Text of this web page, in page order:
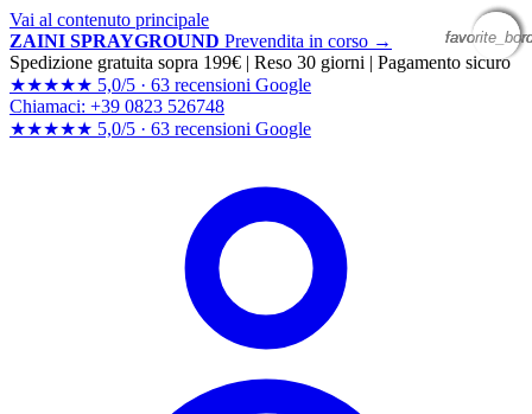
Vai al contenuto principale
ZAINI SPRAYGROUND Prevendita in corso →
Spedizione gratuita sopra 199€ | Reso 30 giorni | Pagamento sicuro
★★★★★ 5,0/5 · 63 recensioni Google
Chiamaci: +39 0823 526748
★★★★★ 5,0/5 · 63 recensioni Google